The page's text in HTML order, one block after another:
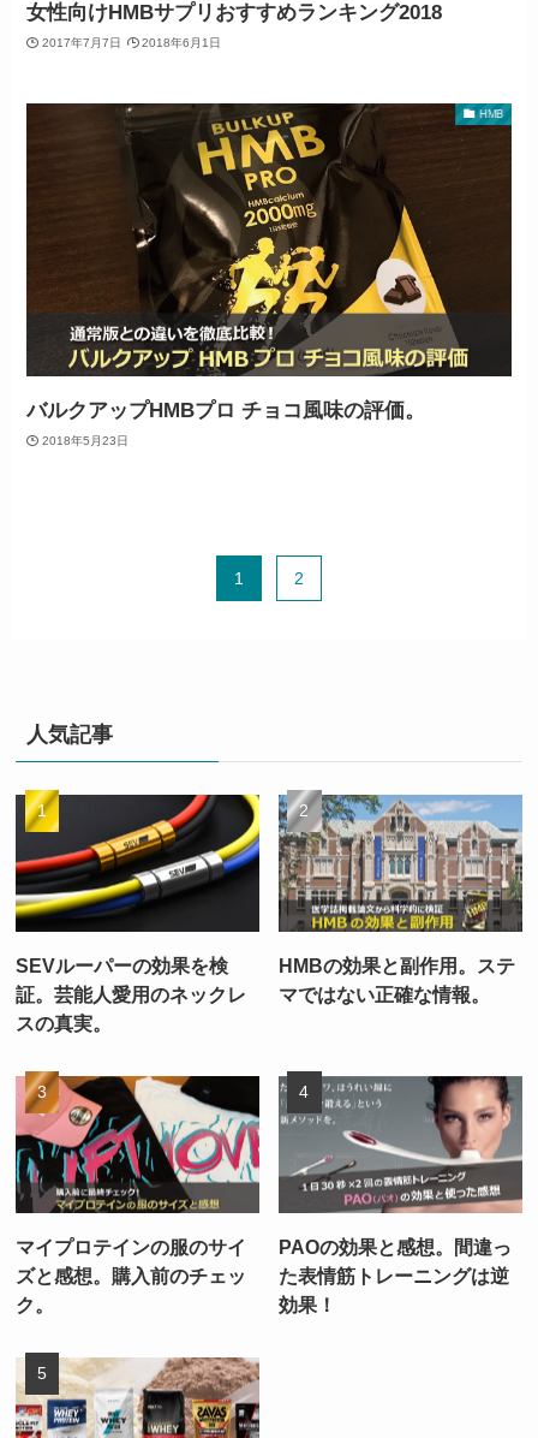
女性向けHMBサプリおすすめランキング2018
2017年7月7日 2018年6月1日
HMB
バルクアップHMBプロ チョコ風味の評価。
2018年5月23日
1 2
人気記事
SEVルーパーの効果を検
証。芸能人愛用のネックレ
スの真実。
HMBの効果と副作用。ステ
マではない正確な情報。
マイプロテインの服のサイ
ズと感想。購入前のチェッ
ク。
PAOの効果と感想。間違っ
た表情筋トレーニングは逆
効果！